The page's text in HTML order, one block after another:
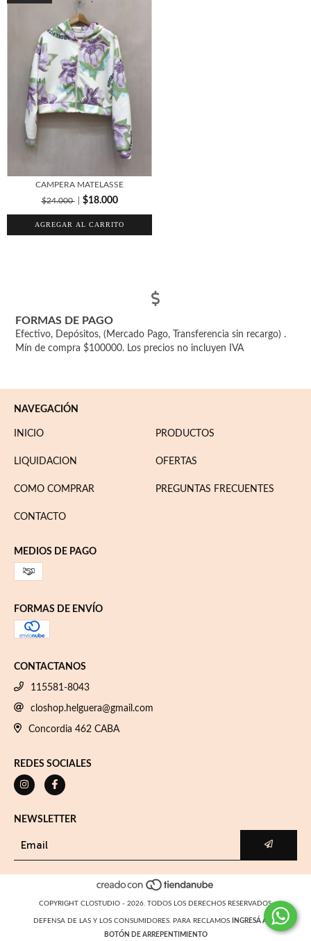
CAMPERA MATELASSE
$24.000
$18.000
FORMAS DE PAGO
Efectivo, Depósitos, (Mercado Pago, Transferencia sin recargo) .
Mín de compra $100000. Los precios no incluyen IVA
NAVEGACIÓN
INICIO PRODUCTOS
LIQUIDACION OFERTAS
COMO COMPRAR PREGUNTAS FRECUENTES
CONTACTO
MEDIOS DE PAGO
FORMAS DE ENVÍO
CONTACTANOS
115581-8043
closhop.helguera@gmail.com
Concordia 462 CABA
REDES SOCIALES
NEWSLETTER
COPYRIGHT CLOSTUDIO - 2026. TODOS LOS DERECHOS RESERVADOS.
DEFENSA DE LAS Y LOS CONSUMIDORES. PARA RECLAMOS
INGRESÁ ACÁ.
BOTÓN DE ARREPENTIMIENTO